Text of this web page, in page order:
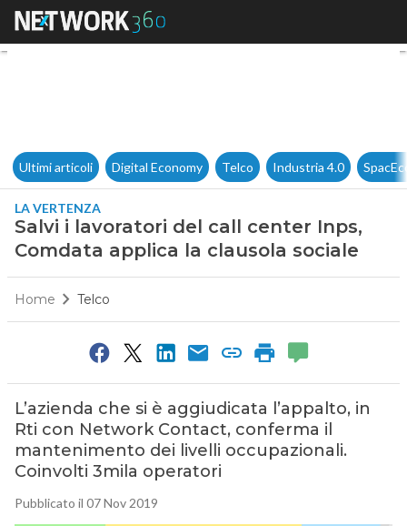
Salvi i lavoratori del call
Ultimi articoli Digital Economy Telco Industria 4.0
LA VERTENZA
Salvi i lavoratori del call center Inps,
Comdata applica la clausola sociale
Home Telco
L’azienda che si è aggiudicata l’appalto, in
Rti con Network Contact, conferma il
mantenimento dei livelli occupazionali.
Coinvolti 3mila operatori
Pubblicato il 07 Nov 2019